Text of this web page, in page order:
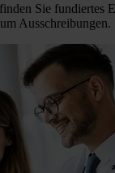
Sie fundiertes
Ausschreibungen.